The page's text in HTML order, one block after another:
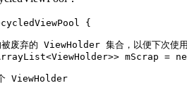
{
弃的 ViewHolder 集合，以便下次使
<ViewHolder>> mScrap =
ViewHolder